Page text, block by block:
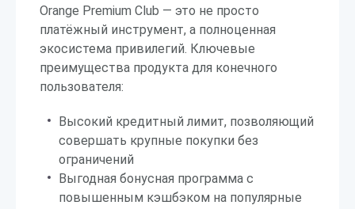
Orange Premium Club — это не просто
платёжный инструмент, а полноценная
экосистема привилегий. Ключевые
преимущества продукта для конечного
пользователя:
Высокий кредитный лимит, позволяющий
совершать крупные покупки без
ограничений
Выгодная бонусная программа с
повышенным кэшбэком на популярные